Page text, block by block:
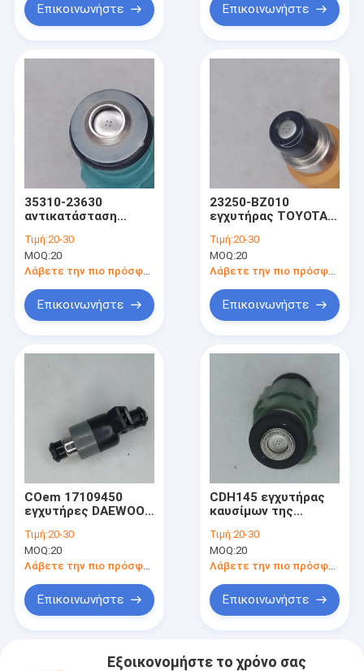
Επικοινωνήστε Επικοινωνήστε
35310-23630
αντικατάσταση
της Hyundai Sonata
του 2006 της Kia
Cerato 2008 μερών
Τιμή:20-30
MOQ:20
Λάβετε την πιο πρόσφατη τιμή
Επικοινωνήστε
23250-BZ010
εγχυτήρας TOYOTA
ASIA/NA εσπευσμένο
1.5L 3SZ 2008-2009
καυσίμων της Toyota
Τιμή:20-30
MOQ:20
Επικοινωνήστε
COem 17109450
εγχυτήρες DAEWOO
Nubira καυσίμων της
Daewoo Lanos 1,5
1,6 16V
Τιμή:20-30
MOQ:20
Λάβετε την πιο πρόσφατη τιμή
Επικοινωνήστε
CDH145 εγχυτήρας
καυσίμων της
του 2003
ακροφυσίων V73
4G69 2.4L Grandis
καυσίμων
αυτοκινήτων
Τιμή:20-30
MOQ:20
Λάβετε την πιο πρόσφατη τιμή
Επικοινωνήστε
Εξοικονομήστε το χρόνο σας